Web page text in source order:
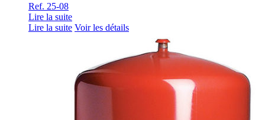
Ref. 25-08
Lire la suite
Lire la suite Voir les détails